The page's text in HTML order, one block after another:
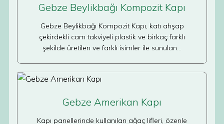
Gebze Beylikbağı Kompozit Kapı
Gebze Beylikbağı Kompozit Kapı, katı ahşap
çekirdekli cam takviyeli plastik ve birkaç farklı
şekilde üretilen ve farklı isimler ile sunulan…
Gebze Amerikan Kapı
Kapı panellerinde kullanılan ağaç lifleri, özenle